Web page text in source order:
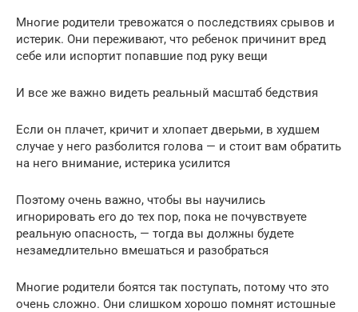
Многие родители тревожатся о последствиях срывов и
истерик. Они переживают, что ребенок причинит вред
себе или испортит попавшие под руку вещи
И все же важно видеть реальный масштаб бедствия
Если он плачет, кричит и хлопает дверьми, в худшем
случае у него разболится голова — и стоит вам обратить
на него внимание, истерика усилится
Поэтому очень важно, чтобы вы научились
игнорировать его до тех пор, пока не почувствуете
реальную опасность, — тогда вы должны будете
незамедлительно вмешаться и разобраться
Многие родители боятся так поступать, потому что это
очень сложно. Они слишком хорошо помнят истошные